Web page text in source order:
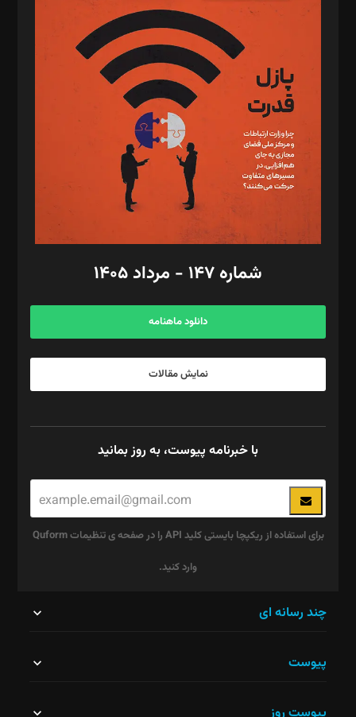
د‌بیر پیوست جهان: مینا پاکدل
د‌بیر تحریریه آنلاین: بابک نقاش
تحریریه‌: مجتبی محمود‌ی، آرش برهمند، یسنا امان‌پور، سروش کرمیان،
مصطفی مسجدی آرانی، ابوالفضل رجبی، زهرا فکرانه، فائزه فتحی
رستمی،مصطفی باستان
ویرایش: نگار استاد‌‌آقا
طراح یونیفرم: مجید توکلی
فیلمبرداری و عکاسی: امیر شفیعی، مانی لطفی زاده
گرافیک و صفحه‌آرایی: سید‌سبحان‌علی ثابت
مد‌یر توسعه تجاری: کامبیز برید‌
امور مالی: شاپور رهبری، محمد‌ کاظمی‌نیا
آگهی و مشترکین: ۰۹۱۹۹۹۹۰۴۵۴
شماره ۱۴۷ - مرداد ۱۴۰۵
دانلود ماهنامه
نمایش مقالات
با خبرنامه پیوست، به روز بمانید
برای استفاده از ریکپچا بایستی کلید API را در صفحه ی تنظیمات Quform
وارد کنید.
نباید
چند رسانه ای
پیوست